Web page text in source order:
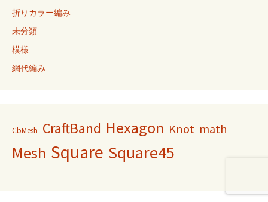
折りカラー編み
未分類
模様
網代編み
CbMesh CraftBand Hexagon Knot math
Mesh Square Square45